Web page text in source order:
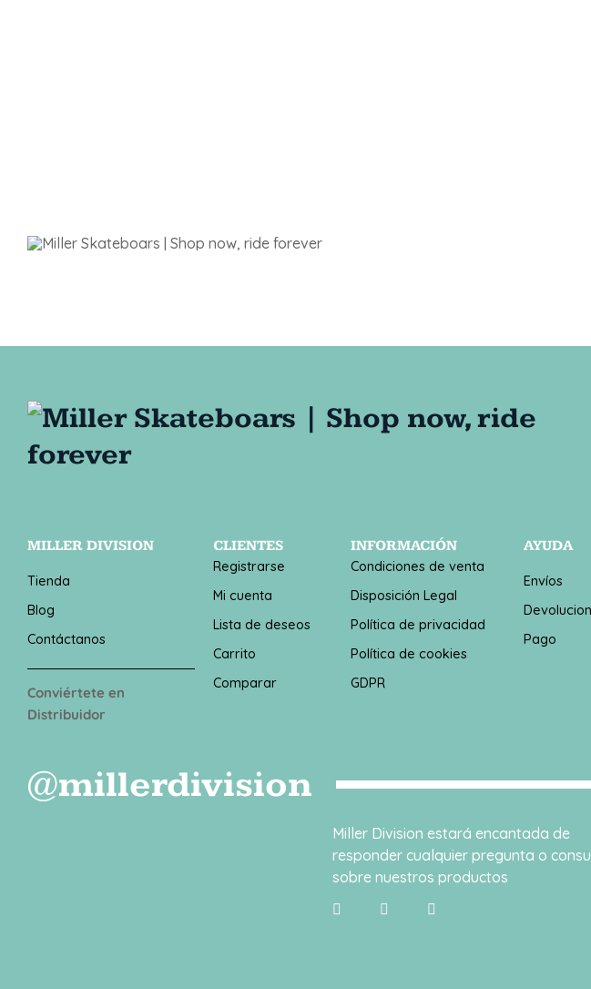
MILLER DIVISION
Tienda
Blog
Contáctanos
Conviértete en
Distribuidor
CLIENTES
Registrarse
Mi cuenta
Lista de deseos
Carrito
Comparar
INFORMACIÓN
Condiciones de venta
Disposición Legal
Política de privacidad
Política de cookies
GDPR
AYUDA
Envíos
Pago
@millerdivision
Miller Division estará encantada de
responder cualquier pregunta o
sobre nuestros productos